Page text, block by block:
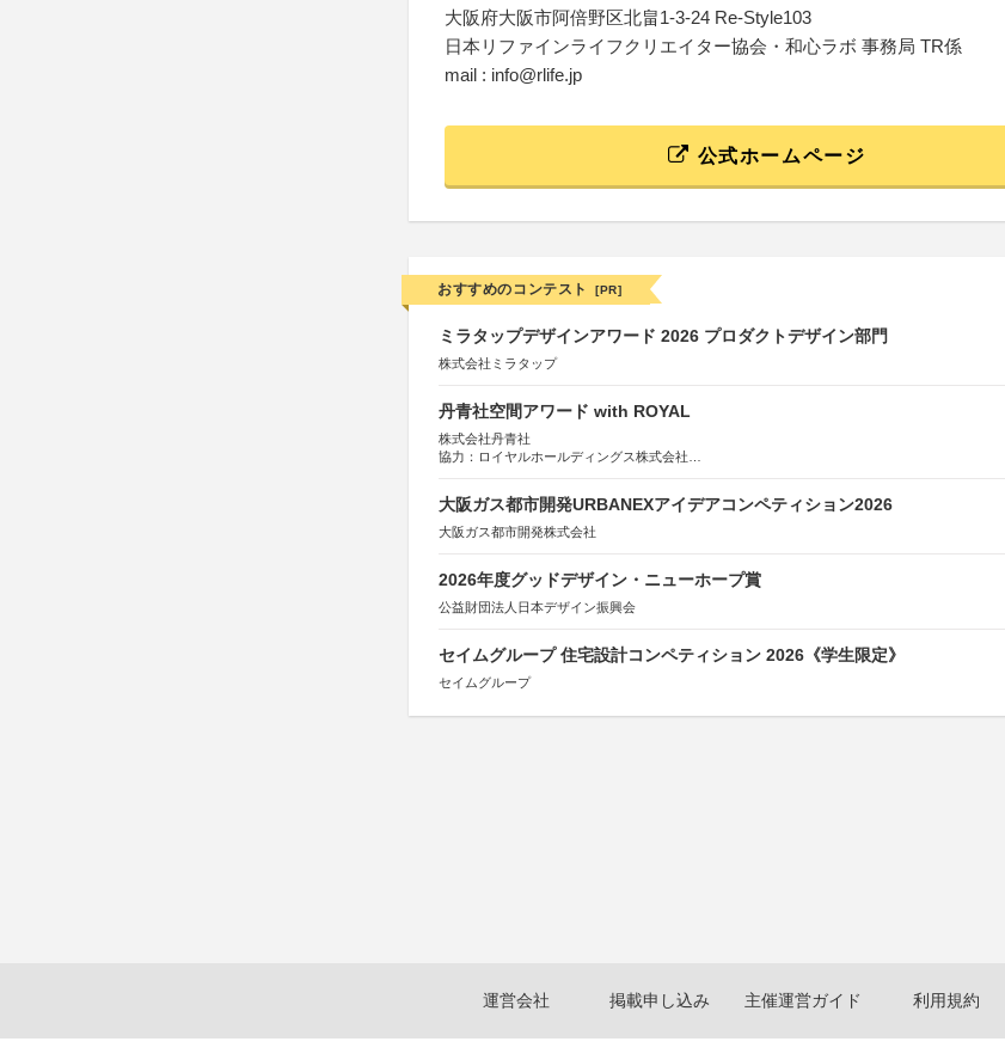
大阪府大阪市阿倍野区北畠1-3-24 Re-Style103
日本リファインライフクリエイター協会・和心ラボ 事務局 TR係
mail : info@rlife.jp
公式ホームページ
おすすめのコンテスト [PR]
ミラタップデザインアワード 2026 プロダクトデザイン部門
株式会社ミラタップ
丹青社空間アワード with ROYAL
株式会社丹青社
協力：ロイヤルホールディングス株式会社
大阪ガス都市開発URBANEXアイデアコンペティション2026
大阪ガス都市開発株式会社
2026年度グッドデザイン・ニューホープ賞
公益財団法人日本デザイン振興会
セイムグループ 住宅設計コンペティション 2026《学生限定》
セイムグループ
運営会社 掲載申し込み 主催運営ガイド 利用規約